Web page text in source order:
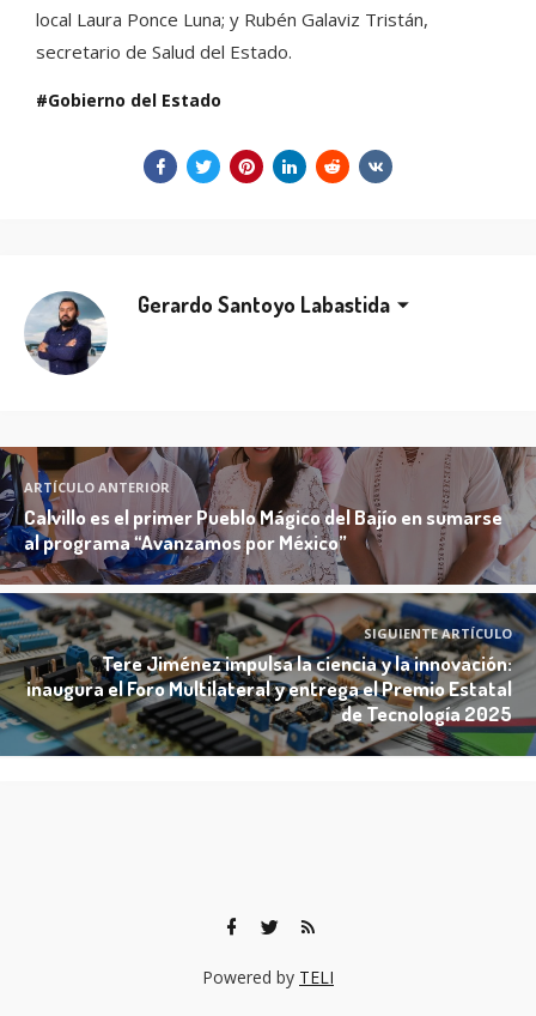
local Laura Ponce Luna; y Rubén Galaviz Tristán,
secretario de Salud del Estado.
Gobierno del Estado
Gerardo Santoyo Labastida
ARTÍCULO ANTERIOR
Calvillo es el primer Pueblo Mágico del Bajío en sumarse
al programa “Avanzamos por México”
SIGUIENTE ARTÍCULO
Tere Jiménez impulsa la ciencia y la innovación:
inaugura el Foro Multilateral y entrega el Premio Estatal
de Tecnología 2025
Powered by TELI